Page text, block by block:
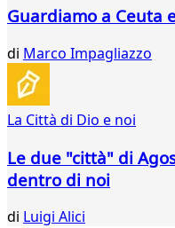
Guardiamo a Ceuta
di Marco Impagliazzo
La Città di Dio e noi
Le due "città" di
dentro di noi
di Luigi Alici